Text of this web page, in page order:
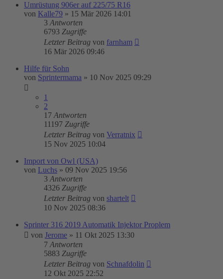
Umrüstung 906er auf 225/75 R16
von Kalle79 » 15 Mär 2026 14:01
3 Antworten
6793 Zugriffe
Letzter Beitrag von farnham
16 Mär 2026 09:46
Hilfe für Sohn
von Sprintermama » 10 Nov 2025 09:29
1
2
17 Antworten
11197 Zugriffe
Letzter Beitrag von Verratnix
15 Nov 2025 10:04
Import von Owl (USA)
von Luchs » 09 Nov 2025 19:56
3 Antworten
4326 Zugriffe
Letzter Beitrag von shartelt
10 Nov 2025 08:36
Sprinter 316 2019 Automatik Injektor Proplem
von Jerome » 11 Okt 2025 13:30
7 Antworten
5883 Zugriffe
Letzter Beitrag von Schnafdolin
12 Okt 2025 22:52